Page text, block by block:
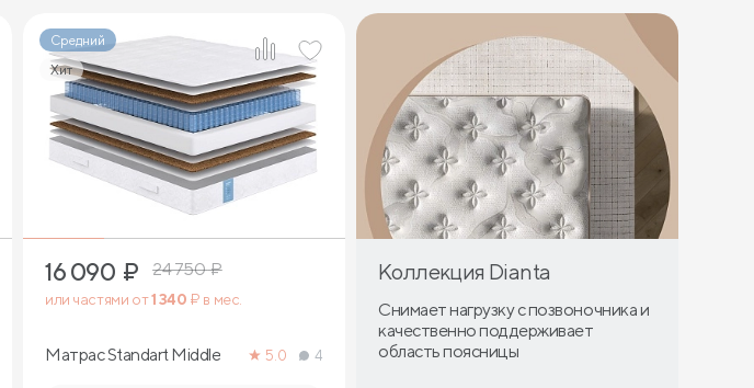
Средний
Хит
16 090 ₽ 24 750₽
или частями от1 340 ₽ в мес.
Матрас Standart Middle 5.0 4
Коллекция Dianta
Снимает нагрузку с позвоночника и
качественно поддерживает
область поясницы